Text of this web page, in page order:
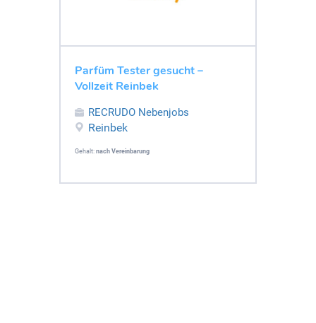
Parfüm Tester gesucht –
Vollzeit Reinbek
RECRUDO Nebenjobs
Reinbek
Gehalt: nach Vereinbarung